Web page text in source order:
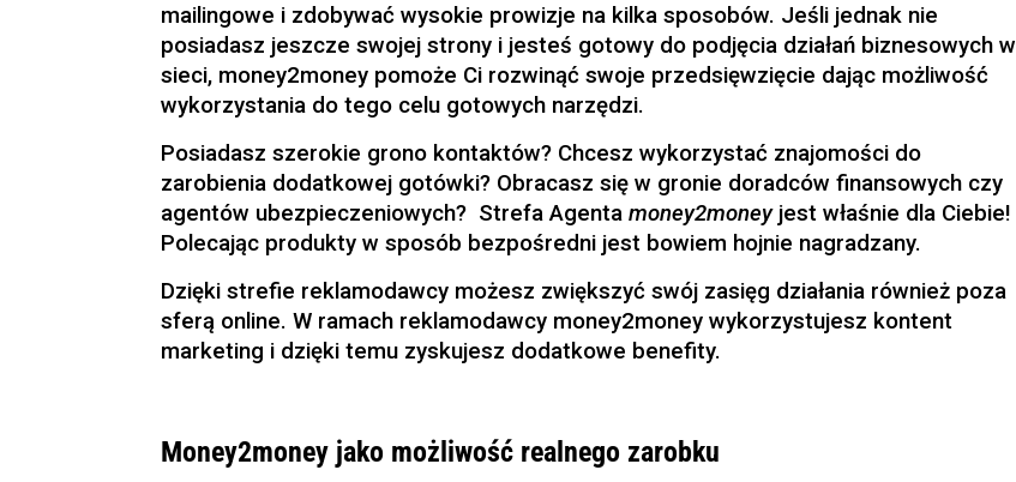
mailingowe i zdobywać wysokie prowizje na kilka sposobów. Jeśli jednak nie
posiadasz jeszcze swojej strony i jesteś gotowy do podjęcia działań biznesowych w
sieci, money2money pomoże Ci rozwinąć swoje przedsięwzięcie dając możliwość
wykorzystania do tego celu gotowych narzędzi.
Posiadasz szerokie grono kontaktów? Chcesz wykorzystać znajomości do
zarobienia dodatkowej gotówki? Obracasz się w gronie doradców finansowych czy
agentów ubezpieczeniowych? Strefa Agentamoney2moneyjest właśnie dla Ciebie!
Polecając produkty w sposób bezpośredni jest bowiem hojnie nagradzany.
Dzięki strefie reklamodawcy możesz zwiększyć swój zasięg działania również poza
sferą online. W ramach reklamodawcy money2money wykorzystujesz kontent
marketing i dzięki temu zyskujesz dodatkowe benefity.
Money2money jako możliwość realnego zarobku